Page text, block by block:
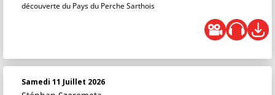
découverte du Pays du Perche Sarthois
Samedi 11 Juillet 2026